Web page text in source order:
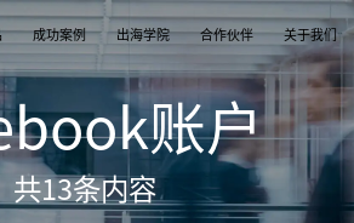
成功案例 出海学院 合作伙伴 关于我们
销利用创
独立站
用个性化独立站高效承接兴趣流量跑通从拉新到
复购的私域增长飞轮
逊课程
开店/建站
TikTok Shop开店 | Shopify建站 | 亚马逊开店
案
品牌新闻
公司及品牌最新业务发展动态
账户
共13条内容